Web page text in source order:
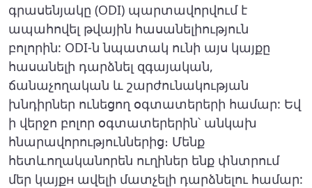
գրասենյակը (ODI) պարտավորվում է
ապահովել թվային հասանելիություն
բոլորին: ODI-ն նպատակ ունի այս կայքը
հասանելի դարձնել զգայական,
ճանաչողական և շարժունակության
խնդիրներ ունեցող օգտատերերի համար: Եվ
ի վերջո բոլոր օգտատերերին՝ անկախ
հնարավորություններից։ Մենք
հետևողականորեն ուղիներ ենք փնտրում
մեր կայքн ավելի մատչելի դարձնելու համար: